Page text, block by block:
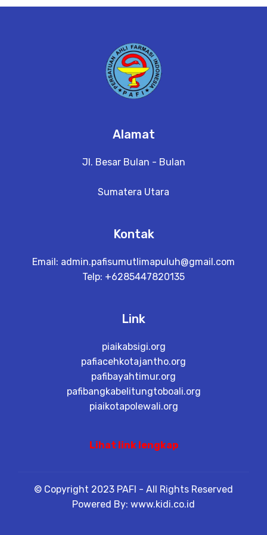
Alamat
Jl. Besar Bulan - Bulan
Sumatera Utara
Kontak
Email: admin.pafisumutlimapuluh@gmail.com
Telp: +6285447820135
Link
piaikabsigi.org
pafiacehkotajantho.org
pafibayahtimur.org
pafibangkabelitungtoboali.org
piaikotapolewali.org
Lihat link lengkap
© Copyright 2023 PAFI - All Rights Reserved
Powered By: www.kidi.co.id